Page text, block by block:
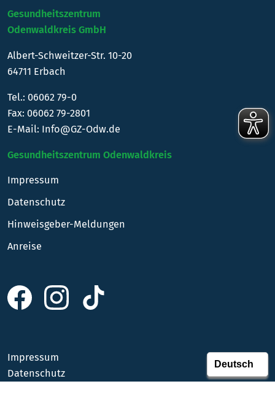
Gesundheitszentrum
Odenwaldkreis GmbH
Albert-Schweitzer-Str. 10-20
64711 Erbach
Tel.: 06062 79-0
Fax: 06062 79-2801
E-Mail: Info@GZ-Odw.de
Gesundheitszentrum Odenwaldkreis
Impressum
Datenschutz
Hinweisgeber-Meldungen
Anreise
Impressum
Datenschutz